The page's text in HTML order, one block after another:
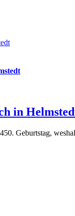
in
Geburtstag,